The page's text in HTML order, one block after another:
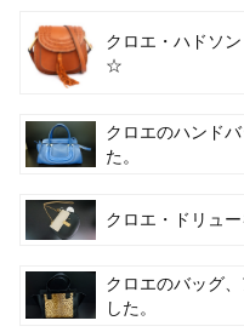
クロエ・ハドソ
☆
クロエのハンド
た。
クロエ・ドリュ
クロエのバッグ
した。